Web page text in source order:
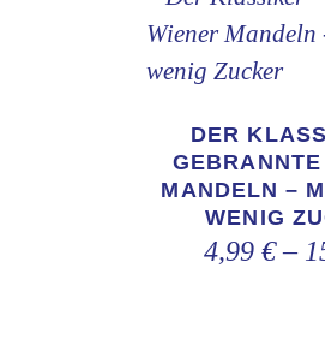
DER
MANDELN –
WENIG
4,99€–